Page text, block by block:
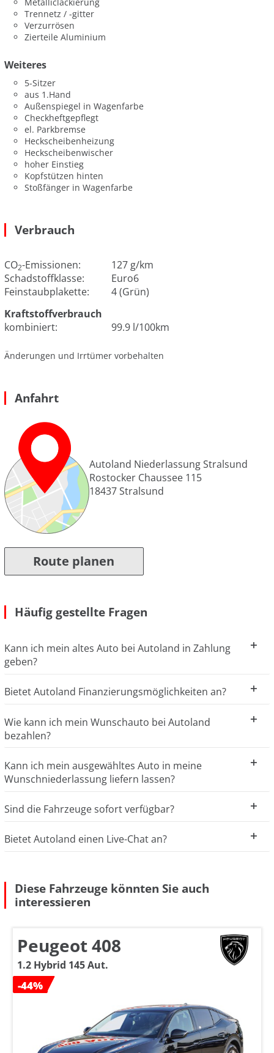
Metalliclackierung
Trennetz / -gitter
Verzurrösen
Zierteile Aluminium
Weiteres
5-Sitzer
aus 1.Hand
Außenspiegel in Wagenfarbe
Checkheftgepflegt
el. Parkbremse
Heckscheibenheizung
Heckscheibenwischer
hoher Einstieg
Kopfstützen hinten
Stoßfänger in Wagenfarbe
Verbrauch
CO2-Emissionen:
127 g/km
Schadstoffklasse:
Euro6
Feinstaubplakette:
4 (Grün)
Kraftstoffverbrauch
kombiniert:
99.9 l/100km
Änderungen und Irrtümer vorbehalten
Anfahrt
Autoland Niederlassung Stralsund
Rostocker Chaussee 115
18437Stralsund
Route planen
Häufig gestellte Fragen
Kann ich mein altes Auto bei Autoland in Zahlung
geben?
Bietet Autoland Finanzierungsmöglichkeiten an?
Wie kann ich mein Wunschauto bei Autoland
bezahlen?
Kann ich mein ausgewähltes Auto in meine
Wunschniederlassung liefern lassen?
Sind die Fahrzeuge sofort verfügbar?
Bietet Autoland einen Live-Chat an?
Diese Fahrzeuge könnten Sie auch
interessieren
Peugeot 408
1.2 Hybrid 145 Aut.
-44%